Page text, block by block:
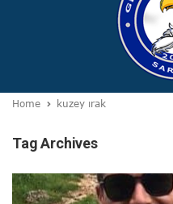
Home kuzey ırak
Tag Archives